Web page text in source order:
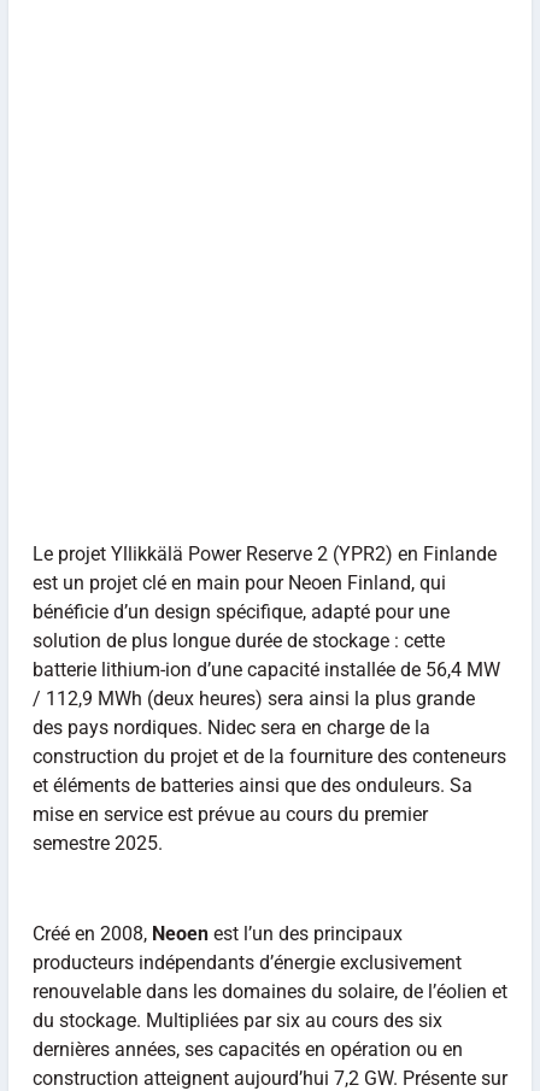
Le projet Yllikkälä Power Reserve 2 (YPR2) en Finlande
est un projet clé en main pour Neoen Finland, qui
bénéficie d’un design spécifique, adapté pour une
solution de plus longue durée de stockage : cette
batterie lithium-ion d’une capacité installée de 56,4 MW
/ 112,9 MWh (deux heures) sera ainsi la plus grande
des pays nordiques. Nidec sera en charge de la
construction du projet et de la fourniture des conteneurs
et éléments de batteries ainsi que des onduleurs. Sa
mise en service est prévue au cours du premier
semestre 2025.
Créé en 2008, Neoenest l’un des principaux
producteurs indépendants d’énergie exclusivement
renouvelable dans les domaines du solaire, de l’éolien et
du stockage. Multipliées par six au cours des six
dernières années, ses capacités en opération ou en
construction atteignent aujourd’hui 7,2 GW. Présente sur